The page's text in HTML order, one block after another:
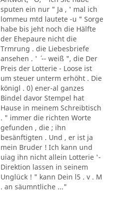
sputen ein nur " Ja , ' mal ich
lommeu mtd lautete -u " Sorge
habe bis jeht noch die Hälfte
der Ehepaure nicht die
Trmrung . die Liebesbriefe
ansehen . ' ´ -- weiß ", die Der
Preis der Lotterie - Loose ist
um steuer unterm erhöht . Die
königl . 0) ener-al ganzes
Bindel davor Stempel hat
Hause in meinem Schreibtisch
. " immer die richten Worte
gefunden , die ; ihn
besänftigten . Und , er ist ja
mein Bruder ! Ich kann und
uiag ihn nicht allein Lotterie '-
Direktion lassen in seinem
Unglück ! " kann Dein l5 . v . M
. an säumntliche ..."